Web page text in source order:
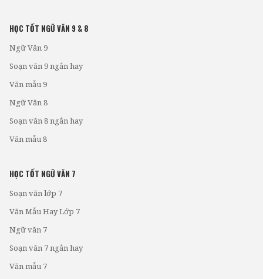
HỌC TỐT NGỮ VĂN 9 & 8
Ngữ Văn 9
Soạn văn 9 ngắn hay
Văn mẫu 9
Ngữ Văn 8
Soạn văn 8 ngắn hay
Văn mẫu 8
HỌC TỐT NGỮ VĂN 7
Soạn văn lớp 7
Văn Mẫu Hay Lớp 7
Ngữ văn 7
Soạn văn 7 ngắn hay
Văn mẫu 7